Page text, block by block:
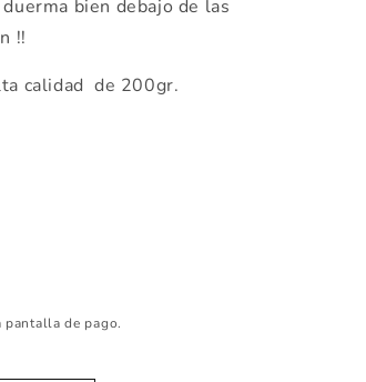
bien debajo de las
!!
calidad de 200gr.
de pago.